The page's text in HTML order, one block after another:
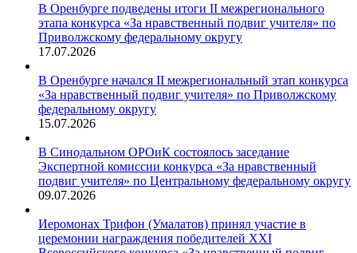
В Оренбурге подведены итоги II межрегионального
этапа конкурса «За нравственный подвиг учителя» по
Приволжскому федеральному округу
17.07.2026
В Оренбурге начался II межрегиональный этап конкурса
«За нравственный подвиг учителя» по Приволжскому
федеральному округу
15.07.2026
В Синодальном ОРОиК состоялось заседание
Экспертной комиссии конкурса «За нравственный
подвиг учителя» по Центральному федеральному округу
09.07.2026
Иеромонах Трифон (Умалатов) принял участие в
церемонии награждения победителей XXI